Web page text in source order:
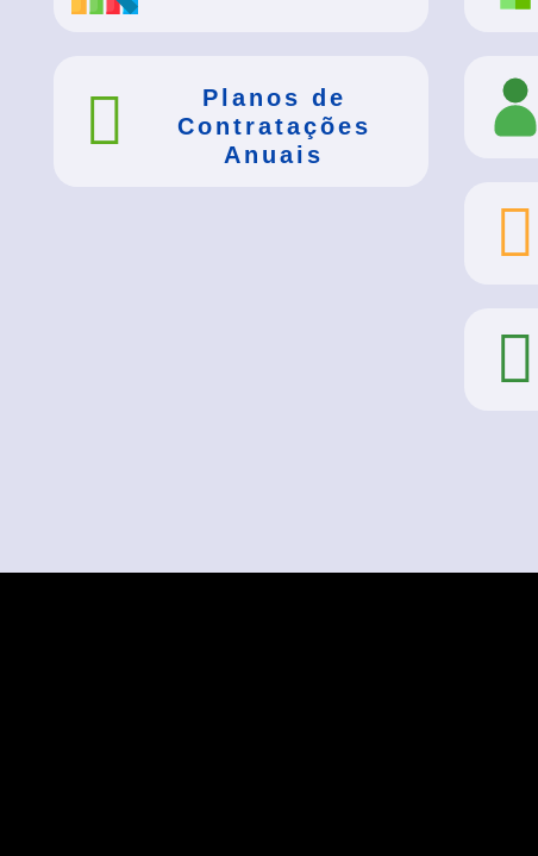
Planos de
Contratações
Anuais